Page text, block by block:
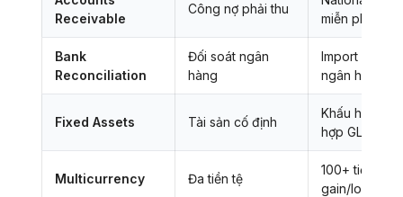
Receivable
Công nợ phải thu
miễn phí
Bank
Reconciliation
Đối soát ngân
hàng
Import OFX/
ngân hàng
Fixed Assets Tài sản cố định
Khấu hao đa
hợp GL
Multicurrency Đa tiền tệ
100+ tiền tệ,
gain/loss